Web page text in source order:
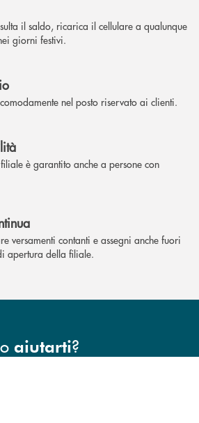
il saldo, ricarica il cellulare a qualunque
giorni festivi.
nel posto riservato ai clienti.
filiale è garantito anche a persone con
versamenti contanti e assegni anche fuori
apertura della filiale.
aiutarti?